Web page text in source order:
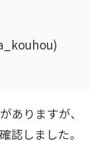
ありますが、
認しました。